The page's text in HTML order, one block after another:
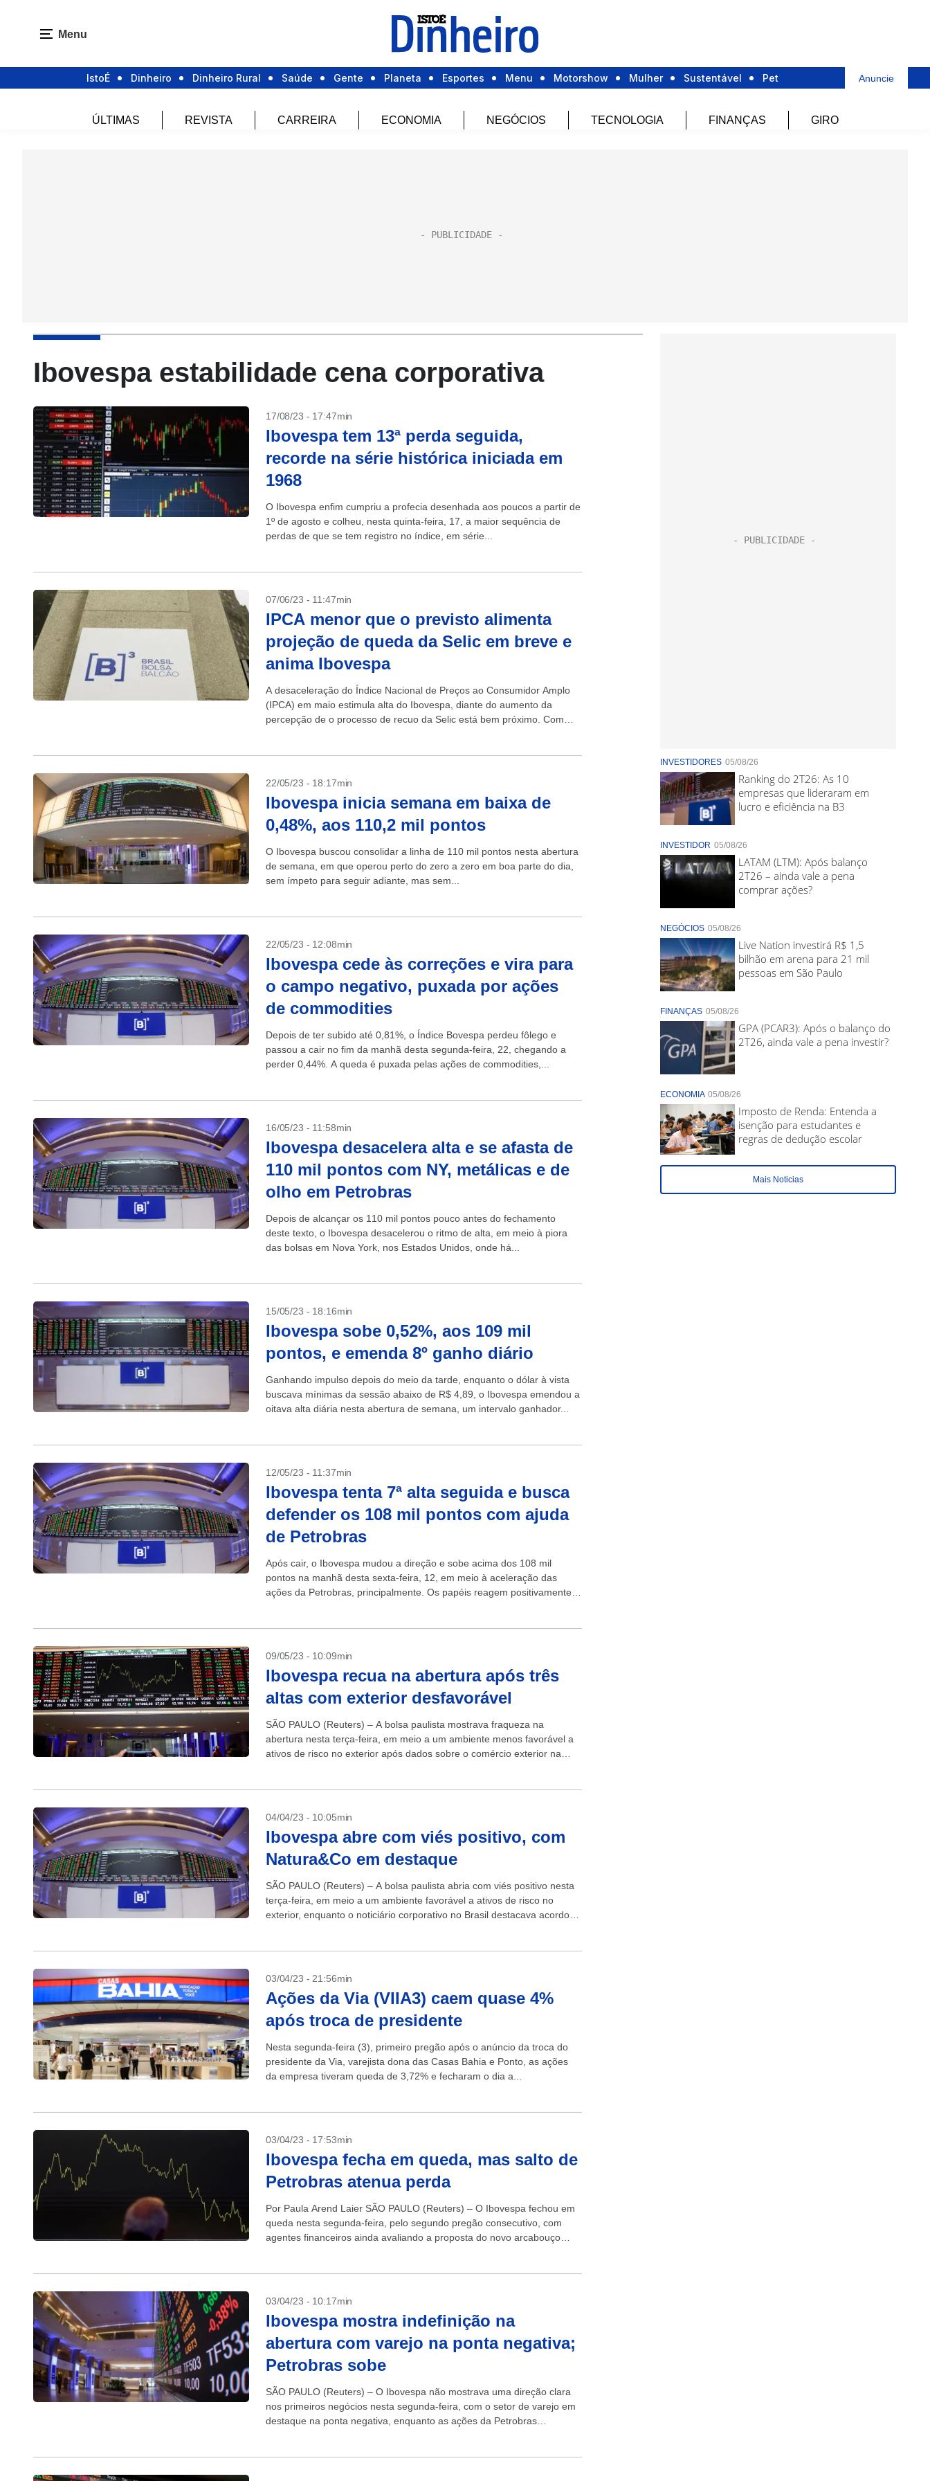
Menu
IstoÉ Dinheiro Dinheiro Rural Saúde Gente Planeta Esportes Menu Motorshow Mulher Sustentável Pet Anuncie
ÚLTIMAS REVISTA CARREIRA ECONOMIA NEGÓCIOS TECNOLOGIA FINANÇAS GIRO
Ibovespa estabilidade cena corporativa
17/08/23 - 17:47min
Ibovespa tem 13ª perda seguida,
recorde na série histórica iniciada em
1968
O Ibovespa enfim cumpriu a profecia desenhada aos poucos a partir de
1º de agosto e colheu, nesta quinta-feira, 17, a maior sequência de
perdas de que se tem registro no índice, em série...
07/06/23 - 11:47min
IPCA menor que o previsto alimenta
projeção de queda da Selic em breve e
anima Ibovespa
A desaceleração do Índice Nacional de Preços ao Consumidor Amplo
(IPCA) em maio estimula alta do Ibovespa, diante do aumento da
percepção de o processo de recuo da Selic está bem próximo. Com
22/05/23 - 18:17min
Ibovespa inicia semana em baixa de
0,48%, aos 110,2 mil pontos
O Ibovespa buscou consolidar a linha de 110 mil pontos nesta abertura
de semana, em que operou perto do zero a zero em boa parte do dia,
sem ímpeto para seguir adiante, mas sem...
22/05/23 - 12:08min
Ibovespa cede às correções e vira para
o campo negativo, puxada por ações
de commodities
Depois de ter subido até 0,81%, o Índice Bovespa perdeu fôlego e
passou a cair no fim da manhã desta segunda-feira, 22, chegando a
perder 0,44%. A queda é puxada pelas ações de commodities,...
16/05/23 - 11:58min
Ibovespa desacelera alta e se afasta de
110 mil pontos com NY, metálicas e de
olho em Petrobras
Depois de alcançar os 110 mil pontos pouco antes do fechamento
deste texto, o Ibovespa desacelerou o ritmo de alta, em meio à piora
das bolsas em Nova York, nos Estados Unidos, onde há...
15/05/23 - 18:16min
Ibovespa sobe 0,52%, aos 109 mil
pontos, e emenda 8º ganho diário
Ganhando impulso depois do meio da tarde, enquanto o dólar à vista
buscava mínimas da sessão abaixo de R$ 4,89, o Ibovespa emendou a
oitava alta diária nesta abertura de semana, um intervalo ganhador...
12/05/23 - 11:37min
Ibovespa tenta 7ª alta seguida e busca
defender os 108 mil pontos com ajuda
de Petrobras
Após cair, o Ibovespa mudou a direção e sobe acima dos 108 mil
pontos na manhã desta sexta-feira, 12, em meio à aceleração das
ações da Petrobras, principalmente. Os papéis reagem positivamente
09/05/23 - 10:09min
Ibovespa recua na abertura após três
altas com exterior desfavorável
SÃO PAULO (Reuters) – A bolsa paulista mostrava fraqueza na
abertura nesta terça-feira, em meio a um ambiente menos favorável a
ativos de risco no exterior após dados sobre o comércio exterior na
04/04/23 - 10:05min
Ibovespa abre com viés positivo, com
Natura&Co em destaque
SÃO PAULO (Reuters) – A bolsa paulista abria com viés positivo nesta
terça-feira, em meio a um ambiente favorável a ativos de risco no
exterior, enquanto o noticiário corporativo no Brasil destacava acordo
03/04/23 - 21:56min
Ações da Via (VIIA3) caem quase 4%
após troca de presidente
Nesta segunda-feira (3), primeiro pregão após o anúncio da troca do
presidente da Via, varejista dona das Casas Bahia e Ponto, as ações
da empresa tiveram queda de 3,72% e fecharam o dia a...
03/04/23 - 17:53min
Ibovespa fecha em queda, mas salto de
Petrobras atenua perda
Por Paula Arend Laier SÃO PAULO (Reuters) – O Ibovespa fechou em
queda nesta segunda-feira, pelo segundo pregão consecutivo, com
agentes financeiros ainda avaliando a proposta do novo arcabouço
03/04/23 - 10:17min
Ibovespa mostra indefinição na
abertura com varejo na ponta negativa;
Petrobras sobe
SÃO PAULO (Reuters) – O Ibovespa não mostrava uma direção clara
nos primeiros negócios nesta segunda-feira, com o setor de varejo em
destaque na ponta negativa, enquanto as ações da Petrobras
INVESTIDORES 05/08/26
Ranking do 2T26: As 10
empresas que lideraram em
lucro e eficiência na B3
INVESTIDOR 05/08/26
LATAM (LTM): Após balanço
2T26 – ainda vale a pena
comprar ações?
NEGÓCIOS 05/08/26
Live Nation investirá R$ 1,5
bilhão em arena para 21 mil
pessoas em São Paulo
FINANÇAS 05/08/26
GPA (PCAR3): Após o balanço do
2T26, ainda vale a pena investir?
ECONOMIA 05/08/26
Imposto de Renda: Entenda a
isenção para estudantes e
regras de dedução escolar
Mais Noticias